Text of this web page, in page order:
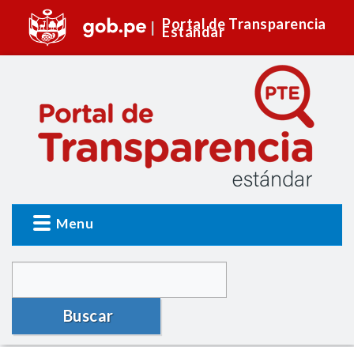
Portal de Transparencia
Estándar
Menu
Buscar